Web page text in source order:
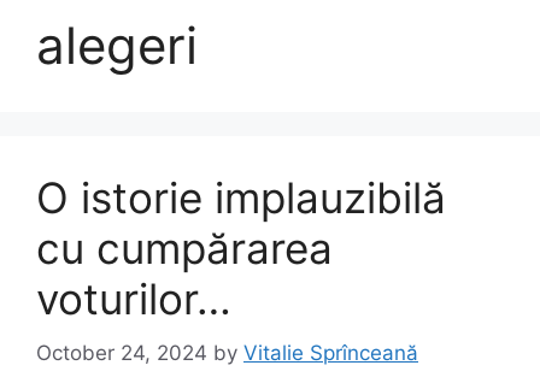
alegeri
O istorie implauzibilă
cu cumpărarea
voturilor…
October 24, 2024 by Vitalie Sprînceană